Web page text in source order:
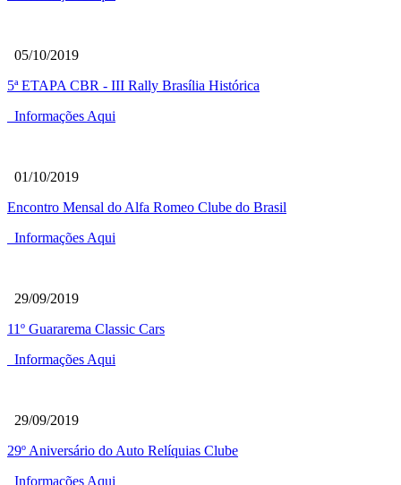
05/10/2019
5ª ETAPA CBR - III Rally Brasília Histórica
Informações Aqui
01/10/2019
Encontro Mensal do Alfa Romeo Clube do Brasil
Informações Aqui
29/09/2019
11º Guararema Classic Cars
Informações Aqui
29/09/2019
29º Aniversário do Auto Relíquias Clube
Informações Aqui